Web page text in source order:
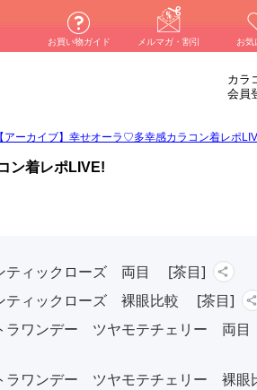
お買い物ガイド メルマガ・割引 お気
カラ
会員
【アーカイブ】幸せオーラ♡多幸感カラコン着レポ
ン着レポLIVE!
ティックローズ 両目 [茶目]
ティックローズ 裸眼比較 [茶目]
ラワンデー ツヤモテチェリー 両
ラワンデー ツヤモテチェリー 裸